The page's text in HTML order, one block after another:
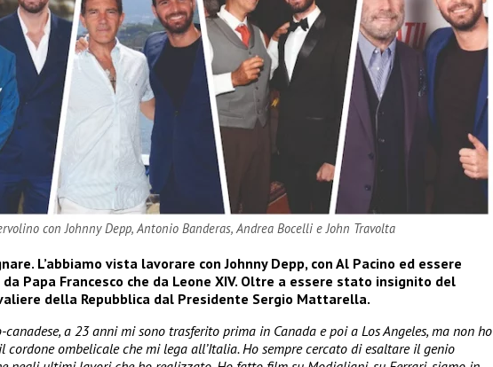
con Johnny Depp, Antonio Banderas, Andrea Bocelli e John Travolta
L’abbiamo vista lavorare con Johnny Depp, con Al Pacino ed essere
Papa Francesco che da Leone XIV. Oltre a essere stato insignito del
della Repubblica dal Presidente Sergio Mattarella.
a 23 anni mi sono trasferito prima in Canada e poi a Los Angeles, ma non ho
ombelicale che mi lega all’Italia. Ho sempre cercato di esaltare il genio